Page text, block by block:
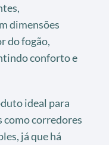
dimensões
do fogão,
conforto e
ideal para
como corredores
já que há